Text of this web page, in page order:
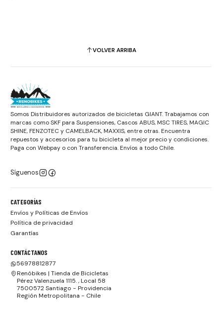
VOLVER ARRIBA
Somos Distribuidores autorizados de bicicletas GIANT. Trabajamos con
marcas como SKF para Suspensiones, Cascos ABUS, MSC TIRES, MAGIC
SHINE, FENZOTEC y CAMELBACK, MAXXIS, entre otras. Encuentra
repuestos y accesorios para tu bicicleta al mejor precio y condiciones.
Paga con Webpay o con Transferencia. Envíos a todo Chile.
Síguenos
CATEGORÍAS
Envíos y Políticas de Envíos
Política de privacidad
Garantías
CONTÁCTANOS
56978812877
Renóbikes | Tienda de Bicicletas
Pérez Valenzuela 1115. , Local 58
7500572 Santiago - Providencia
Región Metropolitana - Chile